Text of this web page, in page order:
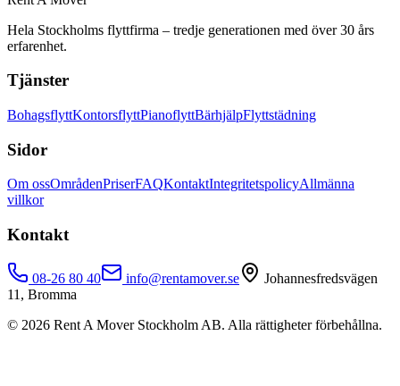
Hela Stockholms flyttfirma – tredje generationen med över 30 års
erfarenhet.
Tjänster
BohagsflyttKontorsflyttPianoflyttBärhjälpFlyttstädning
Sidor
Om ossOmrådenPriserFAQKontaktIntegritetspolicyAllmänna
villkor
Kontakt
08-26 80 40 info@rentamover.se
Johannesfredsvägen
11, Bromma
© 2026 Rent A Mover Stockholm AB. Alla rättigheter förbehållna.